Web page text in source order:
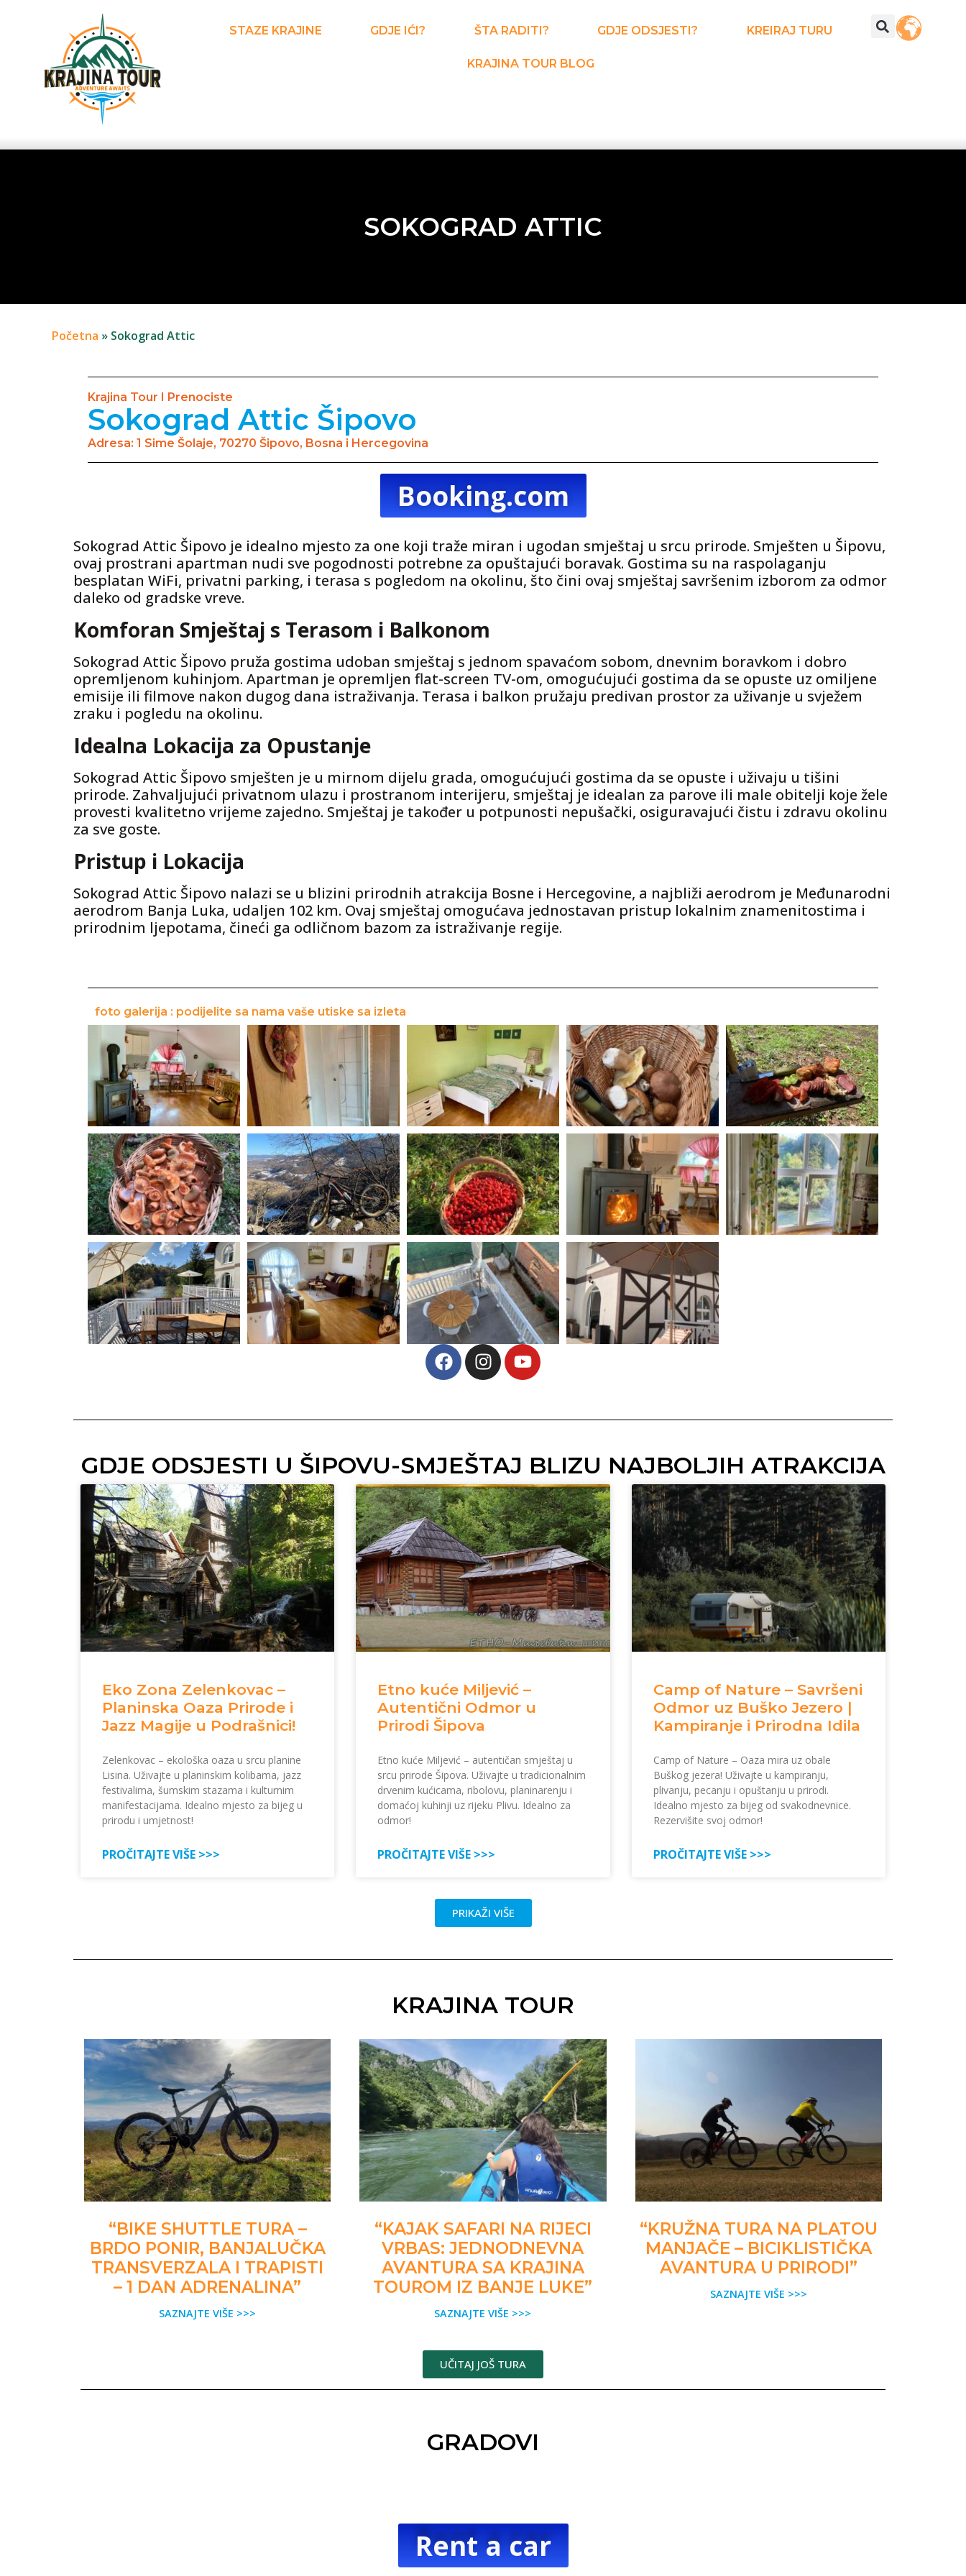
STAZE KRAJINE GDJE IĆI? ŠTA RADITI? GDJE ODSJESTI? KREIRAJ TURU
KRAJINA TOUR BLOG
SOKOGRAD ATTIC
Početna » Sokograd Attic
Krajina Tour I Prenociste
Sokograd Attic Šipovo
Adresa: 1 Sime Šolaje, 70270 Šipovo, Bosna i Hercegovina
Booking.com
Sokograd Attic Šipovo je idealno mjesto za one koji traže miran i ugodan smještaj u srcu prirode. Smješten u Šipovu,
ovaj prostrani apartman nudi sve pogodnosti potrebne za opuštajući boravak. Gostima su na raspolaganju
besplatan WiFi, privatni parking, i terasa s pogledom na okolinu, što čini ovaj smještaj savršenim izborom za odmor
daleko od gradske vreve.
Komforan Smještaj s Terasom i Balkonom
Sokograd Attic Šipovo pruža gostima udoban smještaj s jednom spavaćom sobom, dnevnim boravkom i dobro
opremljenom kuhinjom. Apartman je opremljen flat-screen TV-om, omogućujući gostima da se opuste uz omiljene
emisije ili filmove nakon dugog dana istraživanja. Terasa i balkon pružaju predivan prostor za uživanje u svježem
zraku i pogledu na okolinu.
Idealna Lokacija za Opustanje
Sokograd Attic Šipovo smješten je u mirnom dijelu grada, omogućujući gostima da se opuste i uživaju u tišini
prirode. Zahvaljujući privatnom ulazu i prostranom interijeru, smještaj je idealan za parove ili male obitelji koje žele
provesti kvalitetno vrijeme zajedno. Smještaj je također u potpunosti nepušački, osiguravajući čistu i zdravu okolinu
za sve goste.
Pristup i Lokacija
Sokograd Attic Šipovo nalazi se u blizini prirodnih atrakcija Bosne i Hercegovine, a najbliži aerodrom je Međunarodni
aerodrom Banja Luka, udaljen 102 km. Ovaj smještaj omogućava jednostavan pristup lokalnim znamenitostima i
prirodnim ljepotama, čineći ga odličnom bazom za istraživanje regije.
foto galerija : podijelite sa nama vaše utiske sa izleta
GDJE ODSJESTI U ŠIPOVU-SMJEŠTAJ BLIZU NAJBOLJIH ATRAKCIJA
Eko Zona Zelenkovac –
Planinska Oaza Prirode i
Jazz Magije u Podrašnici!
Zelenkovac – ekološka oaza u srcu planine
Lisina. Uživajte u planinskim kolibama, jazz
festivalima, šumskim stazama i kulturnim
manifestacijama. Idealno mjesto za bijeg u
prirodu i umjetnost!
PROČITAJTE VIŠE >>>
Etno kuće Miljević –
Autentični Odmor u
Prirodi Šipova
Etno kuće Miljević – autentičan smještaj u
srcu prirode Šipova. Uživajte u tradicionalnim
drvenim kućicama, ribolovu, planinarenju i
domaćoj kuhinji uz rijeku Plivu. Idealno za
odmor!
PROČITAJTE VIŠE >>>
Camp of Nature – Savršeni
Odmor uz Buško Jezero |
Kampiranje i Prirodna Idila
Camp of Nature – Oaza mira uz obale
Buškog jezera! Uživajte u kampiranju,
plivanju, pecanju i opuštanju u prirodi.
Idealno mjesto za bijeg od svakodnevnice.
Rezervišite svoj odmor!
PROČITAJTE VIŠE >>>
PRIKAŽI VIŠE
KRAJINA TOUR
“BIKE SHUTTLE TURA –
BRDO PONIR, BANJALUČKA
TRANSVERZALA I TRAPISTI
– 1 DAN ADRENALINA”
SAZNAJTE VIŠE >>>
“KAJAK SAFARI NA RIJECI
VRBAS: JEDNODNEVNA
AVANTURA SA KRAJINA
TOUROM IZ BANJE LUKE”
SAZNAJTE VIŠE >>>
“KRUŽNA TURA NA PLATOU
MANJAČE – BICIKLISTIČKA
AVANTURA U PRIRODI”
SAZNAJTE VIŠE >>>
UČITAJ JOŠ TURA
GRADOVI
Rent a car